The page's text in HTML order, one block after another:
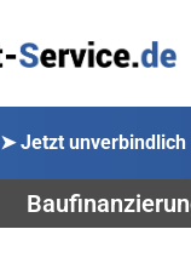
➤ Jetzt